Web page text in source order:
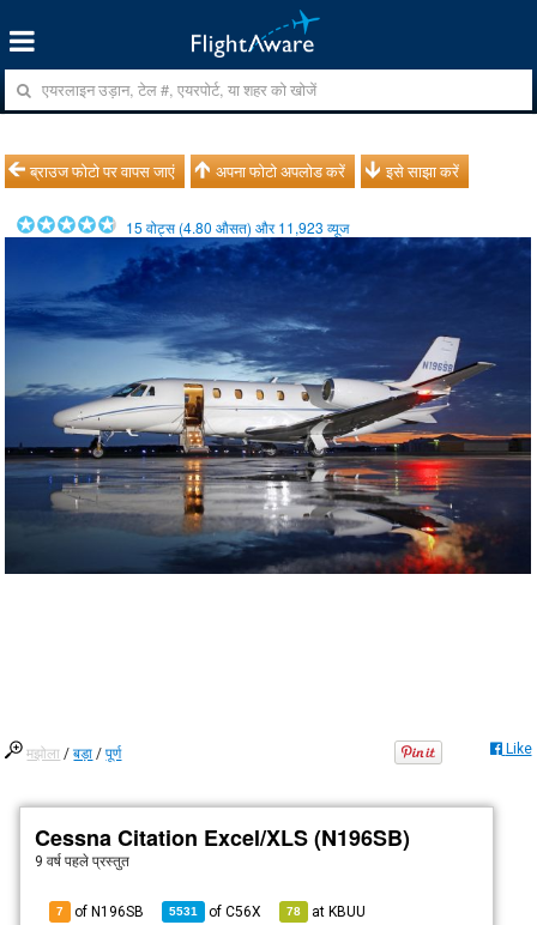
ब्राउज फोटो पर वापस जाएं अपना फोटो अपलोड करें इसे साझा करें
15 वोट्स (4.80 औसत) और11,923 व्यूज
मझोला /बड़ा /पूर्ण Like
Cessna Citation Excel/XLS (N196SB)
9 वर्ष पहले प्रस्तुत
7 of N196SB 5531 ofC56X 78 atKBUU